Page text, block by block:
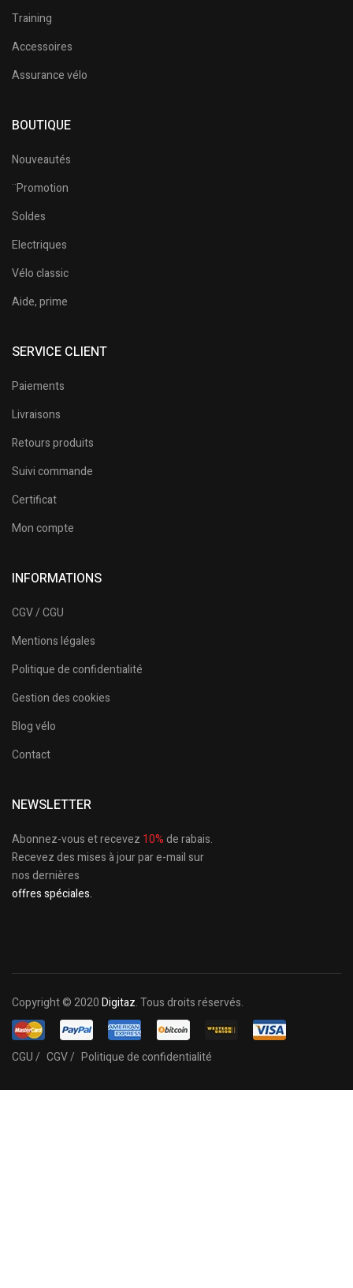
Training
Accessoires
Assurance vélo
BOUTIQUE
Nouveautés
¨Promotion
Soldes
Electriques
Vélo classic
Aide, prime
SERVICE CLIENT
Paiements
Livraisons
Retours produits
Suivi commande
Certificat
Mon compte
INFORMATIONS
CGV / CGU
Mentions légales
Politique de confidentialité
Gestion des cookies
Blog vélo
Contact
NEWSLETTER
Abonnez-vous et recevez 10%de rabais.
Recevez des mises à jour par e-mail sur
nos dernières
offres spéciales.
Copyright © 2020Digitaz. Tous droits réservés.
CGU / CGV / Politique de confidentialité